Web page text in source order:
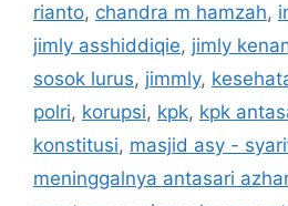
rianto, chandra m hamzah,
jimly asshiddiqie, jimly
sosok lurus, jimmly,
polri, korupsi, kpk, kpk
konstitusi, masjid asy -
meninggalnya antasari azhar